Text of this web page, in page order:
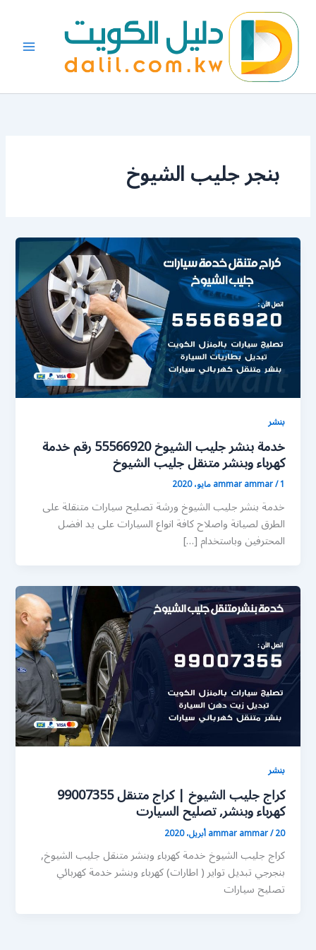
المحتوى
بنجر جليب الشيوخ
بنشر
خدمة بنشر جليب الشيوخ 55566920 رقم خدمة
كهرباء وبنشر متنقل جليب الشيوخ
ammar ammar/1 مايو، 2020
خدمة بنشر جليب الشيوخ ورشة تصليح سيارات متنقلة على
الطرق لصيانة واصلاح كافة انواع السيارات على يد افضل
المحترفين وباستخدام […]
بنشر
كراج جليب الشيوخ | كراج متنقل 99007355
كهرباء وبنشر, تصليح السيارت
ammar ammar/20 أبريل، 2020
كراج جليب الشيوخ خدمة كهرباء وبنشر متنقل جليب الشيوخ,
بنجرجي تبديل تواير ( اطارات) كهرباء وبنشر خدمة كهربائي
تصليح سيارات